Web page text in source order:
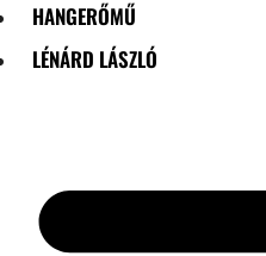
HANGERŐMŰ
LÉNÁRD LÁSZLÓ